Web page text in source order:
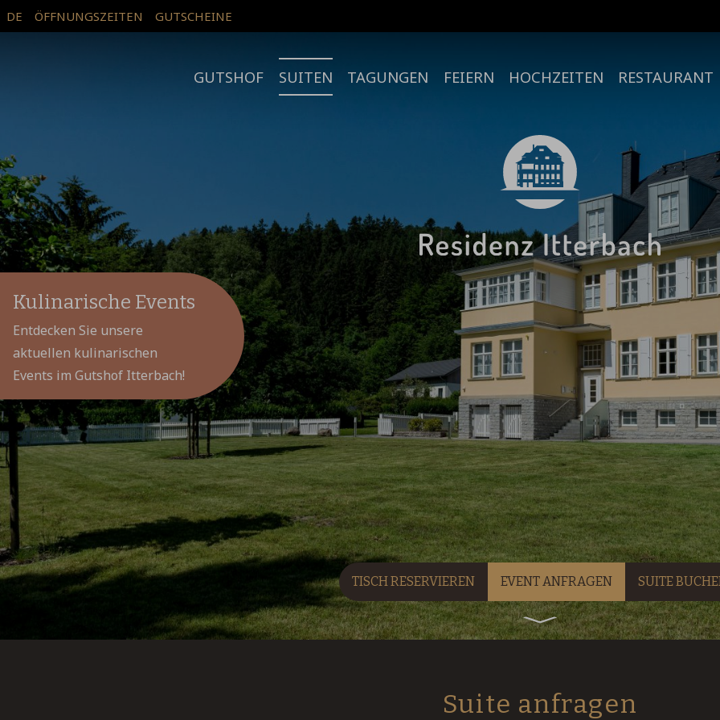
DE ÖFFNUNGSZEITEN GUTSCHEINE
GUTSHOF SUITEN TAGUNGEN FEIERN HOCHZEITEN RESTAURANT
TISCH RESERVIEREN EVENT ANFRAGEN SUITE
Kulinarische Events
Entdecken Sie unsere
aktuellen kulinarischen
Events im Gutshof Itterbach!
Suite anfragen